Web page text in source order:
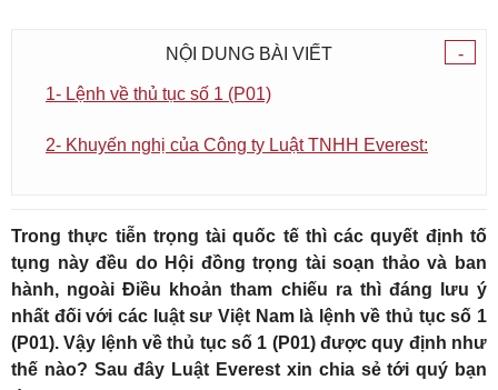
-
NỘI DUNG BÀI VIẾT
1- Lệnh về thủ tục số 1 (P01)
2- Khuyến nghị của Công ty Luật TNHH Everest:
Trong thực tiễn trọng tài quốc tế thì các quyết định tố
tụng này đều do Hội đồng trọng tài soạn thảo và ban
hành, ngoài Điều khoản tham chiếu ra thì đáng lưu ý
nhất đối với các luật sư Việt Nam là lệnh về thủ tục số 1
(P01). Vậy lệnh về thủ tục số 1 (P01) được quy định như
thế nào? Sau đây Luật Everest xin chia sẻ tới quý bạn